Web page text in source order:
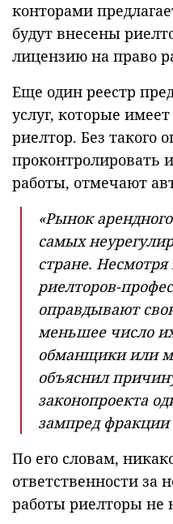
конторами
будут внесены
лицензию на право
Еще один реестр
услуг, которые
риелтор. Без такого
проконтролировать
работы, отмечают
«Рынок
самых
стране.
риелторов-
оправдывают
меньшее число
обманщики или
объяснил
законопроекта
зампред
По его словам,
ответственности за
работы риелторы не